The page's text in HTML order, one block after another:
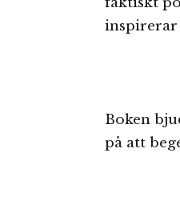
inspirerar
Boken
på att